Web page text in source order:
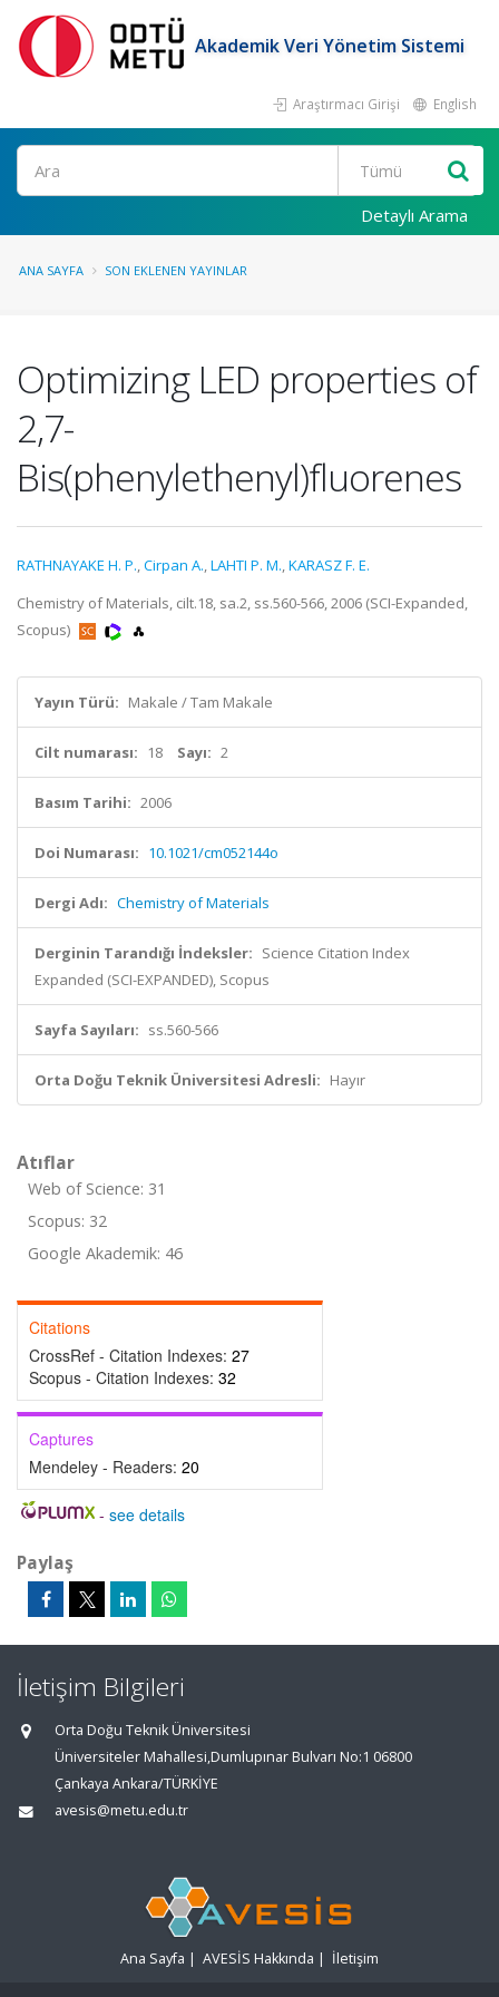
Akademik Veri Yönetim Sistemi
Araştırmacı Girişi English
Ara
Detaylı Arama
ANA SAYFA SON EKLENEN YAYINLAR
Optimizing LED properties of
2,7-
Bis(phenylethenyl)fluorenes
RATHNAYAKE H. P.,Cirpan A.,LAHTI P. M.,KARASZ F. E.
Chemistry of Materials, cilt.18, sa.2, ss.560-566, 2006 (SCI-Expanded,
Scopus)
Yayın Türü: Makale / Tam Makale
Cilt numarası: 18 Sayı: 2
Basım Tarihi: 2006
Doi Numarası: 10.1021/cm052144o
Dergi Adı: Chemistry of Materials
Derginin Tarandığı İndeksler: Science Citation Index
Expanded (SCI-EXPANDED), Scopus
Sayfa Sayıları: ss.560-566
Orta Doğu Teknik Üniversitesi Adresli: Hayır
Atıflar
Web of Science: 31
Scopus: 32
Google Akademik: 46
Citations
CrossRef - Citation Indexes: 27
Scopus - Citation Indexes: 32
Captures
Mendeley - Readers: 20
- see details
Paylaş
İletişim Bilgileri
Orta Doğu Teknik Üniversitesi
Üniversiteler Mahallesi,Dumlupınar Bulvarı No:1 06800
Çankaya Ankara/TÜRKİYE
avesis@metu.edu.tr
Ana Sayfa | AVESİS Hakkında | İletişim